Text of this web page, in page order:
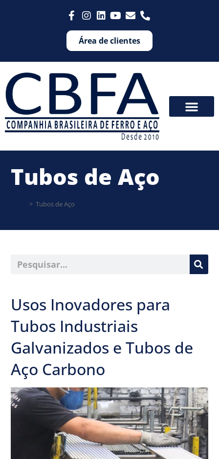
Área de clientes
Tubos de Aço
> Tubos de Aço
Usos Inovadores para
Tubos Industriais
Galvanizados e Tubos de
Aço Carbono